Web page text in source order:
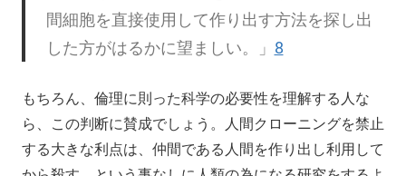
間細胞を直接使用して作り出す方法を探し出
した方がはるかに望ましい。」 8
もちろん、倫理に則った科学の必要性を理解する人な
ら、この判断に賛成でしょう。人間クローニングを禁止
する大きな利点は、仲間である人間を作り出し利用して